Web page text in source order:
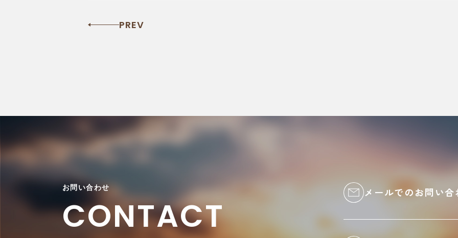
PREV
お問い合わせ
CONTACT
メールでのお問い合